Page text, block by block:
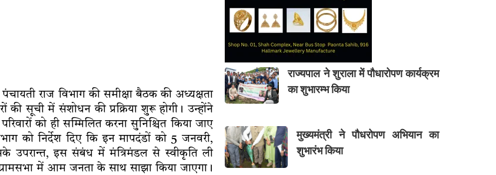
राज विभाग की समीक्षा बैठक की अध्यक्षता
सूची में संशोधन की प्रक्रिया शुरू होगी। उन्होंने
को ही सम्मिलित करना सुनिश्चित किया जाए
को निर्देश दिए कि इन मापदंडों को 5 जनवरी,
उपरान्त, इस संबंध में मंत्रिमंडल से स्वीकृति ली
में आम जनता के साथ साझा किया जाएगा।
राज्यपाल ने शुराला में पौधारोपण कार्यक्रम
का शुभारम्भ किया
मुख्यमंत्री ने पौधरोपण अभियान का
शुभारंभ किया